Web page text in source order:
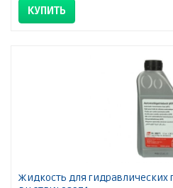
КУПИТЬ
Жидкость для гидравлических